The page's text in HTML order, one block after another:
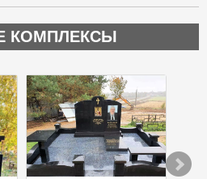
КОМПЛЕКСЫ